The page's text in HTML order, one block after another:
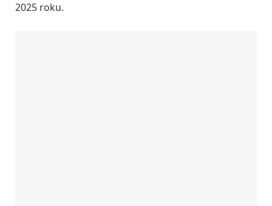
2025 roku.